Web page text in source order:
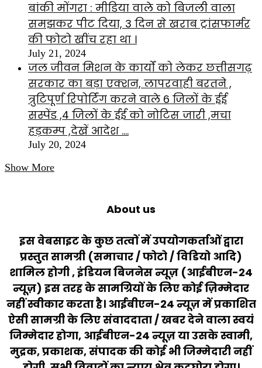
बांकी मोंगरा : मीडिया वाले को बिजली वाला
समझकर पीट दिया, 3 दिन से खराब ट्रांसफार्मर
की फोटो खींच रहा था ।
July 21, 2024
जल जीवन मिशन के कार्यों को लेकर छत्तीसगढ़
सरकार का बड़ा एक्शन, लापरवाही बरतने ,
त्रुटिपूर्ण रिपोर्टिंग करने वाले 6 जिलों के ईई
सस्पेंड ,4 जिलों के ईई को नोटिस जारी ,मचा
हड़कम्प ,देखें आदेश ….
July 20, 2024
Show More
About us
इस वेबसाइट के कुछ तत्वों में उपयोगकर्ताओं द्वारा
प्रस्तुत सामग्री (समाचार / फोटो / विडियो आदि)
शामिल होगी , इंडियन बिजनेस न्यूज़ (आईबीएन-24
न्यूज़) इस तरह के सामग्रियों के लिए कोई ज़िम्मेदार
नहीं स्वीकार करता है। आईबीएन-24 न्यूज़ में प्रकाशित
ऐसी सामग्री के लिए संवाददाता / खबर देने वाला स्वयं
जिम्मेदार होगा, आईबीएन-24 न्यूज़ या उसके स्वामी,
मुद्रक, प्रकाशक, संपादक की कोई भी जिम्मेदारी नहीं